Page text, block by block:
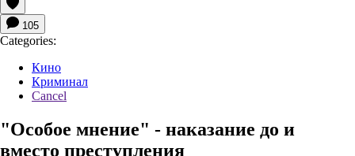
105
Categories:
Кино
Криминал
Cancel
"Особое мнение" - наказание до и
вместо преступления